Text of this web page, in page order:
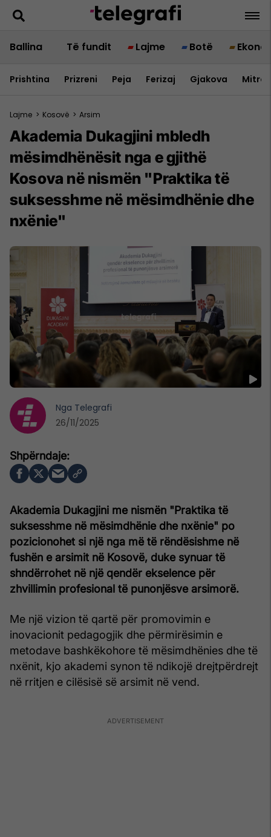
Ballina Të fundit Lajme Botë
Prishtina Prizreni Peja Ferizaj Gjakova
Lajme > Kosovë > Arsim
Akademia Dukagjini mbledh
mësimdhënësit nga e gjithë
Kosova në nismën "Praktika të
suksesshme në mësimdhënie dhe
nxënie"
Akademia Dukagjini me nismën "Praktika të
suksesshme në mësimdhënie dhe nxënie" po
pozicionohet si një nga më të rëndësishme në
fushën e arsimit në Kosovë, duke synuar të
shndërrohet në një qendër ekselence për
zhvillimin profesional të punonjësve arsimorë.
Me një vizion të qartë për promovimin e
inovacionit pedagogjik dhe përmirësimin e
metodave bashkëkohore të mësimdhënies dhe të
nxënit, kjo akademi synon të ndikojë drejtpërdrejt
në rritjen e cilësisë së arsimit në vend.
Nga Telegrafi
26/11/2025